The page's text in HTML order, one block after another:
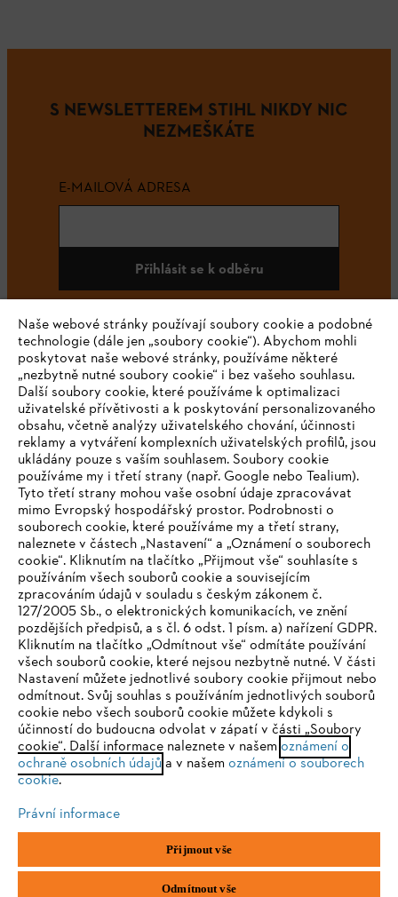
S NEWSLETTEREM STIHL NIKDY NIC
NEZMEŠKÁTE
E-MAILOVÁ ADRESA
Přihlásit se k odběru
#STIHL
Společnost
STIHL FAQ
Služby
Ochrana osobních údajů Právní doložka Cookies
Chrlická 753
IHR BROWSER WIRD NICHT
UNTERSTÜTZT
Sie nutzen einen Browser, den wir noch nicht unterstützen. Für
eine optimale Nutzung unserer Seite empfehlen wir Ihnen, zu
einem der folgenden Browser zu wechseln:
Firefox Chrome
Naše webové stránky používají soubory cookie a podobné
technologie (dále jen „soubory cookie“). Abychom mohli
poskytovat naše webové stránky, používáme některé
„nezbytně nutné soubory cookie“ i bez vašeho souhlasu.
Další soubory cookie, které používáme k optimalizaci
uživatelské přívětivosti a k poskytování personalizovaného
obsahu, včetně analýzy uživatelského chování, účinnosti
reklamy a vytváření komplexních uživatelských profilů, jsou
ukládány pouze s vaším souhlasem. Soubory cookie
používáme my i třetí strany (např. Google nebo Tealium).
Tyto třetí strany mohou vaše osobní údaje zpracovávat
mimo Evropský hospodářský prostor. Podrobnosti o
souborech cookie, které používáme my a třetí strany,
naleznete v částech „Nastavení“ a „Oznámení o souborech
cookie“. Kliknutím na tlačítko „Přijmout vše“ souhlasíte s
používáním všech souborů cookie a souvisejícím
zpracováním údajů v souladu s českým zákonem č.
127/2005 Sb., o elektronických komunikacích, ve znění
pozdějších předpisů, a s čl. 6 odst. 1 písm. a) nařízení GDPR.
Kliknutím na tlačítko „Odmítnout vše“ odmítáte používání
všech souborů cookie, které nejsou nezbytně nutné. V části
Nastavení můžete jednotlivé soubory cookie přijmout nebo
odmítnout. Svůj souhlas s používáním jednotlivých souborů
cookie nebo všech souborů cookie můžete kdykoli s
účinností do budoucna odvolat v zápatí v části „Soubory
cookie“. Další informace naleznete v našem oznámení o
ochraně osobních údajůa v našem oznámení o souborech
cookie.
Právní informace
Přijmout vše
Odmítnout vše